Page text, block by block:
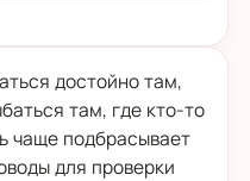
достойно там,
там, где кто-то
чаще подбрасывает
для проверки